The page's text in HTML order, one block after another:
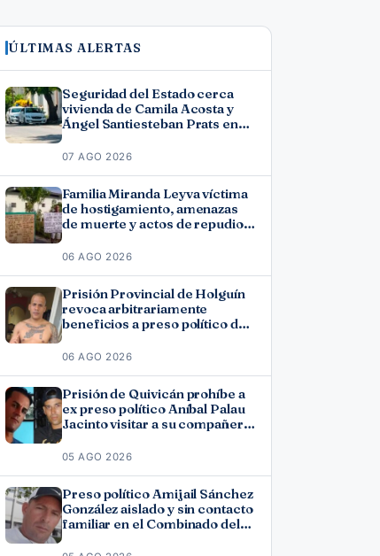
ÚLTIMAS ALERTAS
Seguridad del Estado cerca
vivienda de Camila Acosta y
Ángel Santiesteban Prats en
07 AGO 2026
Familia Miranda Leyva víctima
de hostigamiento, amenazas
de muerte y actos de repudio
06 AGO 2026
Prisión Provincial de Holguín
revoca arbitrariamente
beneficios a preso político del
06 AGO 2026
Prisión de Quivicán prohíbe a
ex preso político Aníbal Palau
Jacinto visitar a su compañero
Fonseca
05 AGO 2026
Preso político Amijail Sánchez
González aislado y sin contacto
familiar en el Combinado del